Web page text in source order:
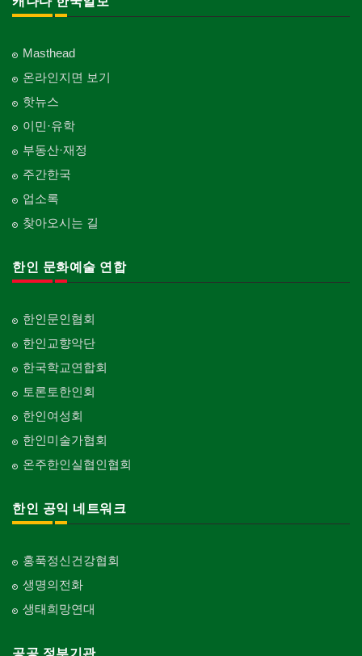
Masthead
온라인지면 보기
핫뉴스
이민·유학
부동산·재정
주간한국
업소록
찾아오시는 길
한인 문화예술 연합
한인문인협회
한인교향악단
한국학교연합회
토론토한인회
한인여성회
한인미술가협회
온주한인실협인협회
한인 공익 네트워크
홍푹정신건강협회
생명의전화
생태희망연대